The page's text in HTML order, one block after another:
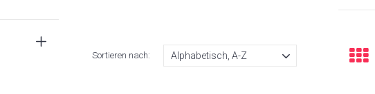
Sortieren nach: